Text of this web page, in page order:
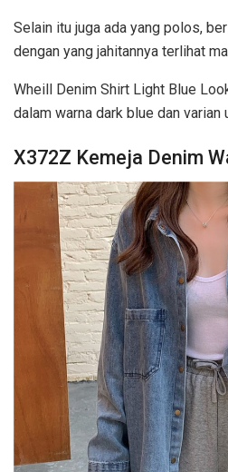
Selain itu juga ada yang polos,
dengan yang jahitannya terlihat
Wheill Denim Shirt Light Blue
dalam warna dark blue dan varian
X372Z Kemeja Denim